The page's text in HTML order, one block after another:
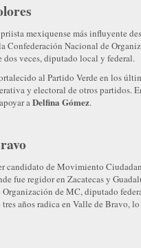
mexiquense más influyente
Nacional de
dos veces, diputado local y federal.
al Partido Verde en los
y electoral de otros partidos.
aDelfina Gómez.
candidato de Movimiento
fue regidor en Zacatecas y
de MC, diputado
años radica en Valle de Bravo,